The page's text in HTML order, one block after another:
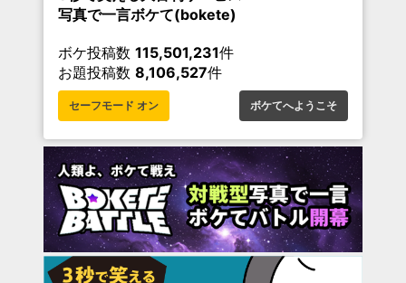
写真で一言ボケて(bokete)
ボケ投稿数 115,501,231件
お題投稿数 8,106,527件
セーフモード オン ボケてへようこそ